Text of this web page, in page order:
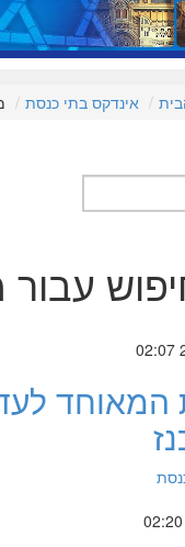
אינדקס בתי כנסת
עבור
המאוחד